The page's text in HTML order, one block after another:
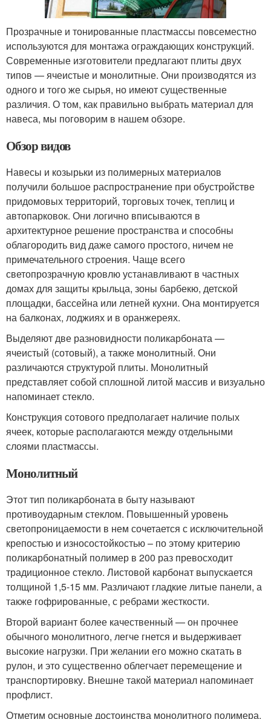
Прозрачные и тонированные пластмассы повсеместно
используются для монтажа ограждающих конструкций.
Современные изготовители предлагают плиты двух
типов — ячеистые и монолитные. Они производятся из
одного и того же сырья, но имеют существенные
различия. О том, как правильно выбрать материал для
навеса, мы поговорим в нашем обзоре.
Обзор видов
Навесы и козырьки из полимерных материалов
получили большое распространение при обустройстве
придомовых территорий, торговых точек, теплиц и
автопарковок. Они логично вписываются в
архитектурное решение пространства и способны
облагородить вид даже самого простого, ничем не
примечательного строения. Чаще всего
светопрозрачную кровлю устанавливают в частных
домах для защиты крыльца, зоны барбекю, детской
площадки, бассейна или летней кухни. Она монтируется
на балконах, лоджиях и в оранжереях.
Выделяют две разновидности поликарбоната —
ячеистый (сотовый), а также монолитный. Они
различаются структурой плиты. Монолитный
представляет собой сплошной литой массив и визуально
напоминает стекло.
Конструкция сотового предполагает наличие полых
ячеек, которые располагаются между отдельными
слоями пластмассы.
Монолитный
Этот тип поликарбоната в быту называют
противоударным стеклом. Повышенный уровень
светопроницаемости в нем сочетается с исключительной
крепостью и износостойкостью – по этому критерию
поликарбонатный полимер в 200 раз превосходит
традиционное стекло. Листовой карбонат выпускается
толщиной 1,5-15 мм. Различают гладкие литые панели, а
также гофрированные, с ребрами жесткости.
Второй вариант более качественный — он прочнее
обычного монолитного, легче гнется и выдерживает
высокие нагрузки. При желании его можно скатать в
рулон, и это существенно облегчает перемещение и
транспортировку. Внешне такой материал напоминает
профлист.
Отметим основные достоинства монолитного полимера.